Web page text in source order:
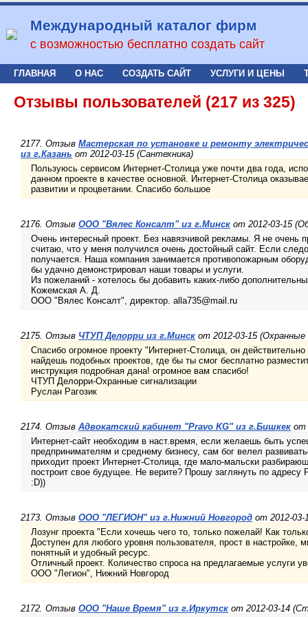
Международный каталог фирм
с возможностью бесплатно создать сайт
ГЛАВНАЯ О НАС СОЗДАТЬ САЙТ УСЛУГИ И ЦЕНЫ
Отзывы пользователей (217 из 325)
2177. Отзыв Мастерская по установке и ремонту
из г.Казань от 2012-03-15 (Сантехника)
Пользуюсь сервисом Интернет-Столица уже почти два года,
данном проекте в качестве основной. Интернет-Столица
развитии и процветании. Спасибо большое
2176. Отзыв ООО "Вялес Консалт" из г.Минск от 2012-03-15
Очень интересный проект. Без навязчивой рекламы. Я не очень
считаю, что у меня получился очень достойный сайт. Если
получается. Наша компания занимается противопожарным
бы удачно демонстрировал наши товары и услуги.
Из пожеланий - хотелось бы добавить каких-либо
Кожемская А. Д.
ООО "Вялес Консалт", директор. alla735@mail.ru
2175. Отзыв ЧТУП Делорри из г.Минск от 2012-03-15
Спасибо огромное проекту "Интернет-Столица, он
найдешь подобных проектов, где бы ты смог бесплатно
инструкция подробная дана! огромное вам спасибо!
ЧТУП Делорри-Охранные сигнализации
Руслан Рагозик
2174. Отзыв Адвокатский кабинет "Pravo KG" из г.Бишкек от
Интернет-сайт необходим в наст.время, если желаешь быть
предпринимателям и среднему бизнесу, сам бог велел
приходит проект Интернет-Столица, где мало-мальски
построит свое будущее. Не верите? Прошу заглянуть по адресу
:D))
2173. Отзыв ООО "ЛЕГИОН" из г.Нижний Новгород от 2012-03-
Лозунг проекта "Если хочешь чего то, только пожелай! Как
Доступен для любого уровня пользователя, прост в настройке,
понятный и удобный ресурс.
Отличный проект. Количество спроса на предлагаемые услуги
ООО "Легион", Нижний Новгород
2172. Отзыв ООО "Наше Время" из г.Иркутск от 2012-03-14